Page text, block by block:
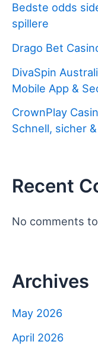
Bedste odds
spillere
Drago Bet
DivaSpin
Mobile App &
CrownPlay
Schnell, sicher
Recent
No comments
Archives
May 2026
April 2026